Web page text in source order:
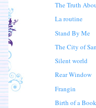
The Truth
La routine
Stand By Me
The City of
Silent world
Rear Window
Frangin
Birth of a Book